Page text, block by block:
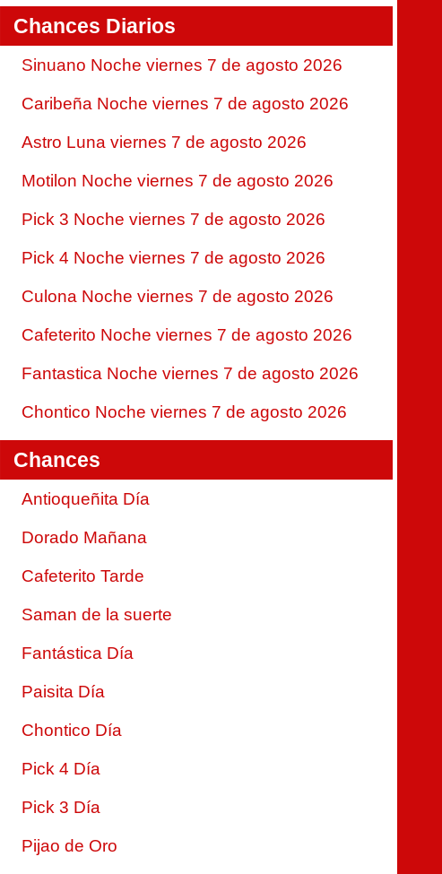
Chances Diarios
Sinuano Noche viernes 7 de agosto 2026
Caribeña Noche viernes 7 de agosto 2026
Astro Luna viernes 7 de agosto 2026
Motilon Noche viernes 7 de agosto 2026
Pick 3 Noche viernes 7 de agosto 2026
Pick 4 Noche viernes 7 de agosto 2026
Culona Noche viernes 7 de agosto 2026
Cafeterito Noche viernes 7 de agosto 2026
Fantastica Noche viernes 7 de agosto 2026
Chontico Noche viernes 7 de agosto 2026
Chances
Antioqueñita Día
Dorado Mañana
Cafeterito Tarde
Saman de la suerte
Fantástica Día
Paisita Día
Chontico Día
Pick 4 Día
Pick 3 Día
Pijao de Oro